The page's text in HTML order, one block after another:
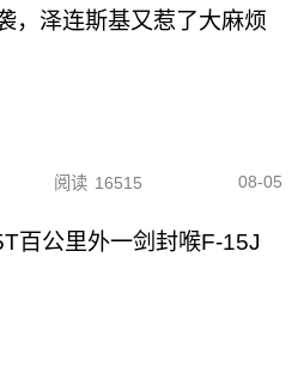
，泽连斯基又惹了大麻烦
阅读 16515 08-05
百公里外一剑封喉F-15J